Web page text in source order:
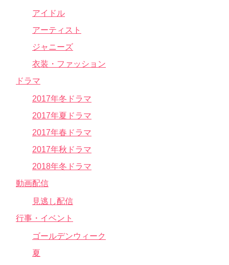
アイドル
アーティスト
ジャニーズ
衣装・ファッション
ドラマ
2017年冬ドラマ
2017年夏ドラマ
2017年春ドラマ
2017年秋ドラマ
2018年冬ドラマ
動画配信
見逃し配信
行事・イベント
ゴールデンウィーク
夏